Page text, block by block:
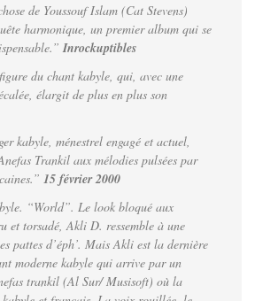
de Youssouf Islam (Cat Stevens)
harmonique, un premier album qui se
Inrockuptibles
du chant kabyle, qui, avec une
élargit de plus en plus son
kabyle, ménestrel engagé et actuel,
Trankil aux mélodies pulsées par
15 février 2000
“World”. Le look bloqué aux
et torsadé, Akli D. ressemble à une
pattes d’éph’. Mais Akli est la dernière
moderne kabyle qui arrive par un
trankil (Al Sur/ Musisoft) où la